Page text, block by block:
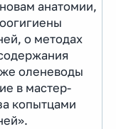
анатомии,
о методах
оленеводы
в мастер-
копытцами